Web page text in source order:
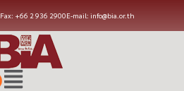
Fax: +66 2 936 2900E-mail: info@bia.or.th